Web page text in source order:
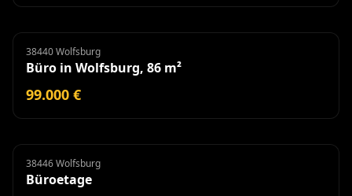
Büro
38440 Wolfsburg
Büro in Wolfsburg, 86 m²
99.000 €
Büroetage Miete
38446 Wolfsburg
Büroetage